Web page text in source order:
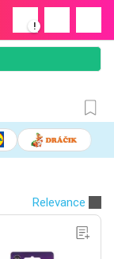
!
Relevance